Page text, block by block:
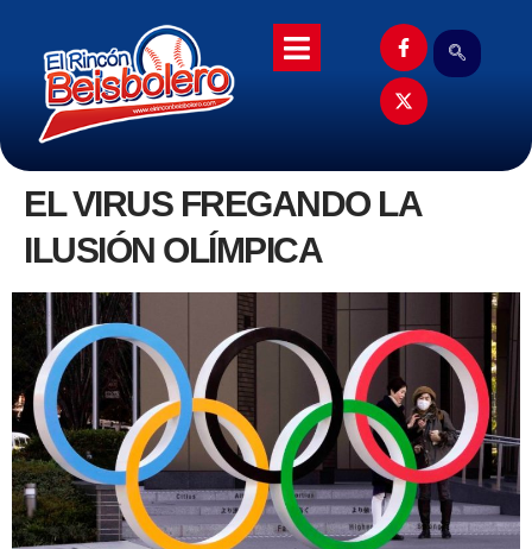
EL VIRUS FREGANDO LA
ILUSIÓN OLÍMPICA